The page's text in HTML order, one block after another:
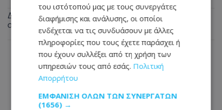
Δεν θα πιστεύετε τι άκουσε η Άννα Βίσση σε δρόμο
στο Φισκάρδο – Δείτε βίντεο
του ιστότοπού μας με τους συνεργάτες
διαφήμισης και ανάλυσης, οι οποίοι
ενδέχεται να τις συνδυάσουν με άλλες
πληροφορίες που τους έχετε παράσχει ή
που έχουν συλλέξει από τη χρήση των
υπηρεσιών τους από εσάς. Πολιτική
Απορρήτου
ΕΜΦΆΝΙΣΗ ΌΛΩΝ ΤΩΝ ΣΥΝΕΡΓΑΤΏΝ
(1656) →